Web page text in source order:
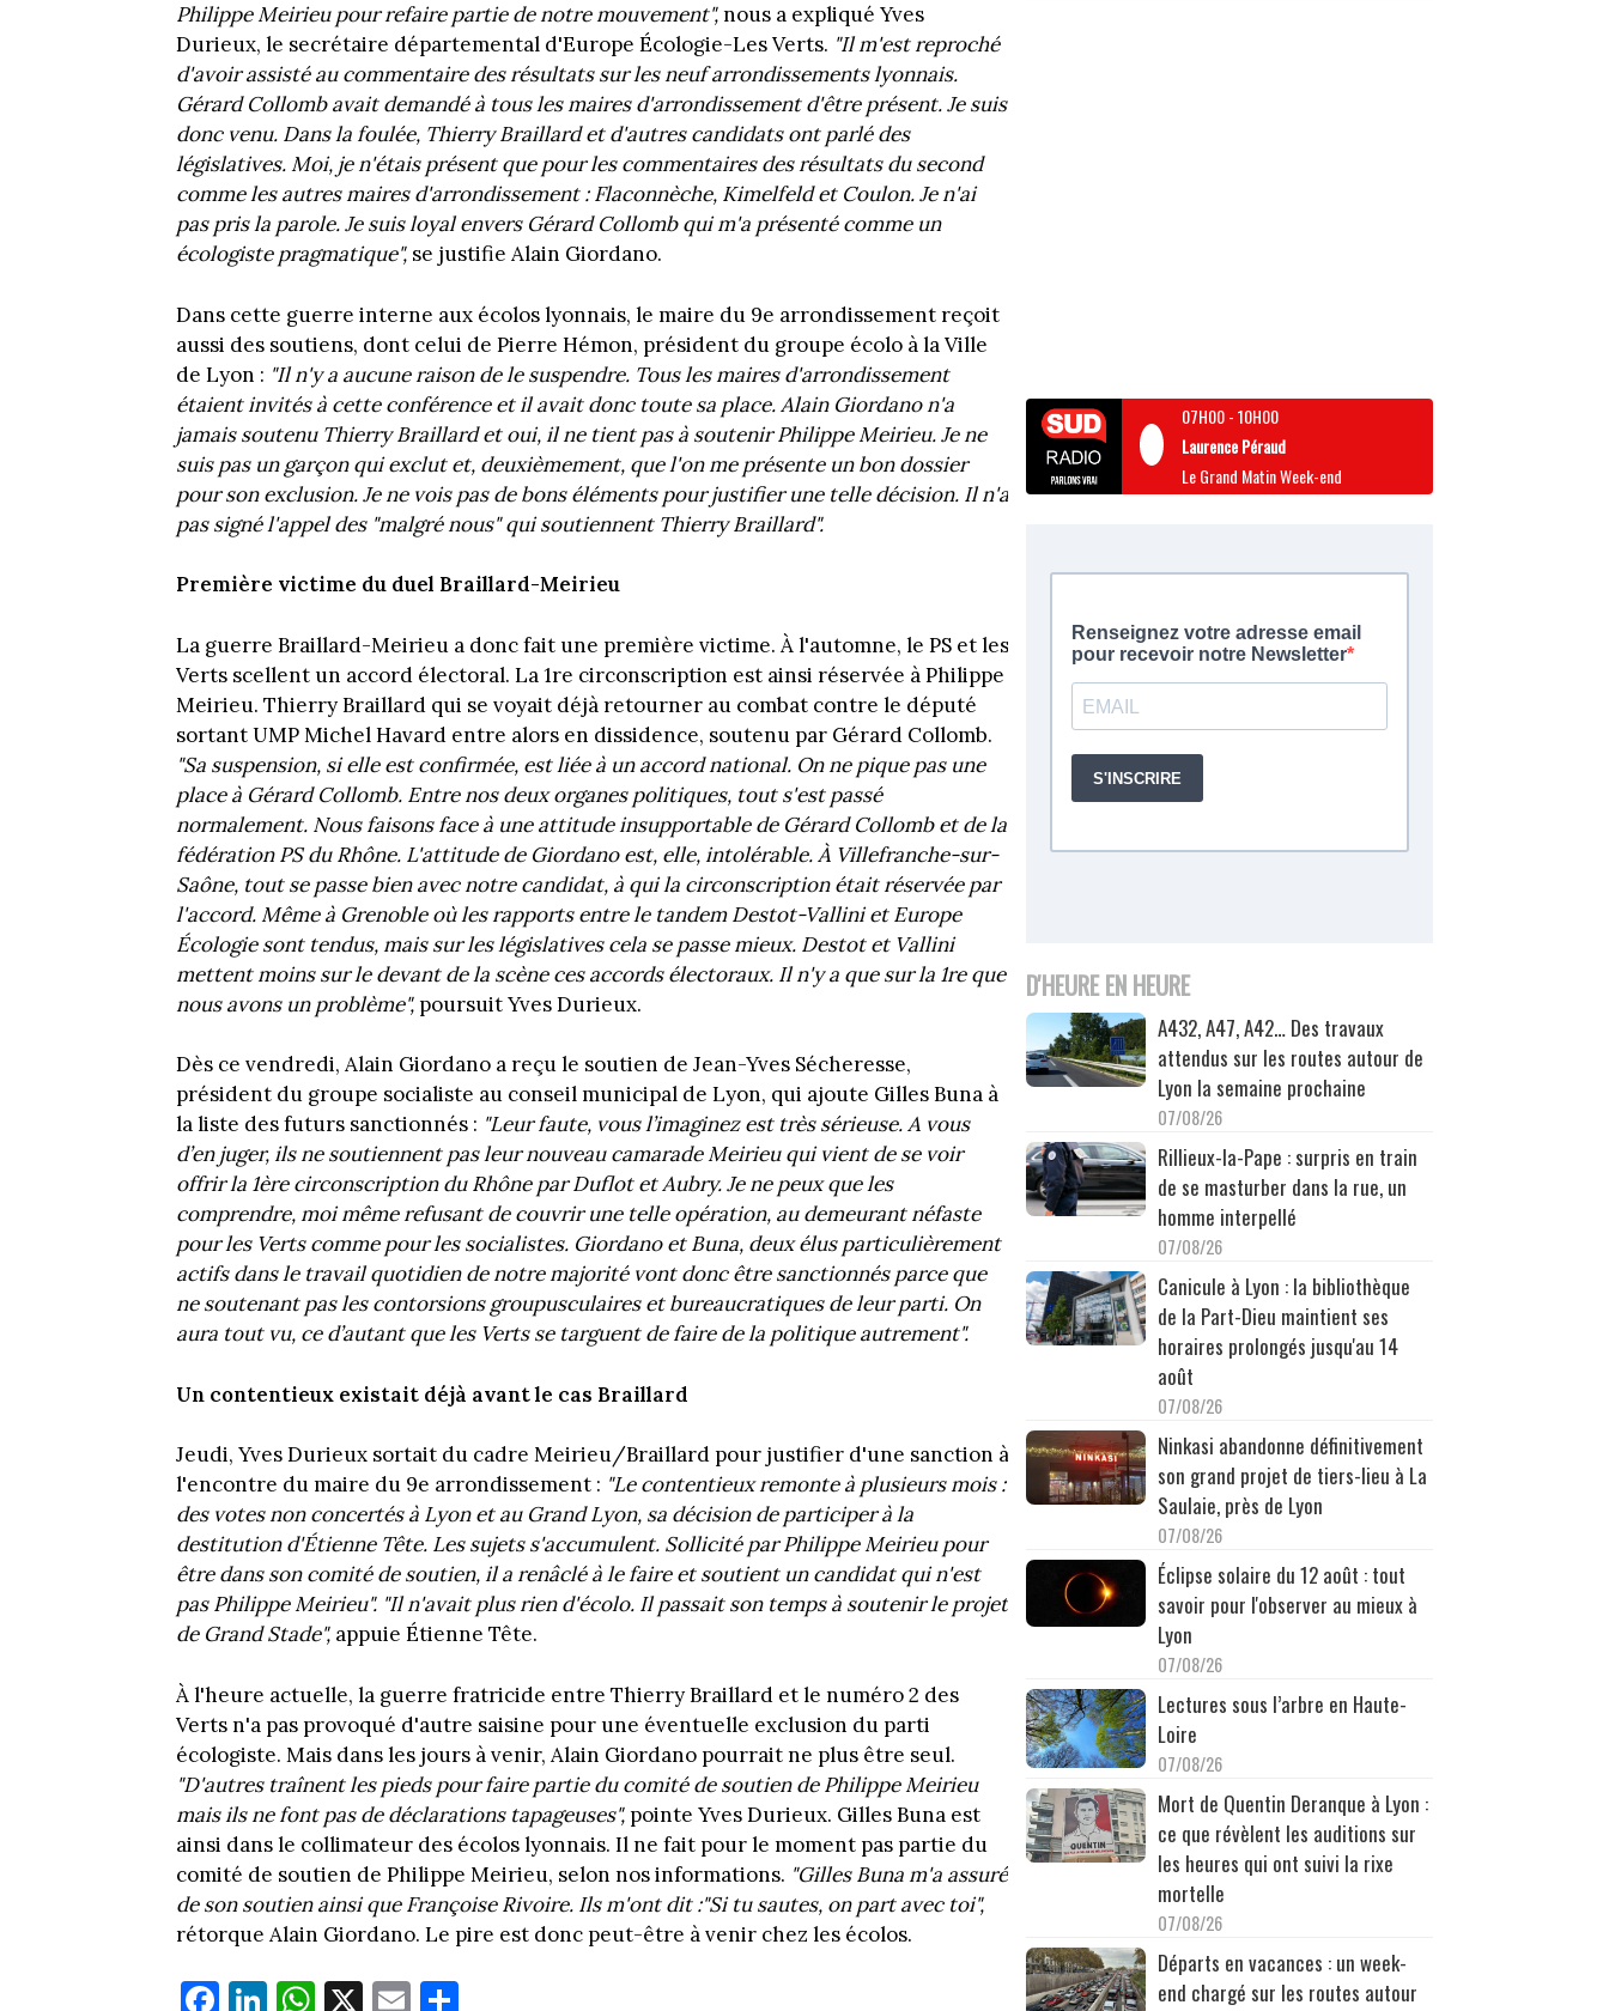
Philippe Meirieu pour refaire partie de notre mouvement",nous a expliqué Yves
Durieux, le secrétaire départemental d'Europe Écologie-Les Verts. "Il m'est reproché
d'avoir assisté au commentaire des résultats sur les neuf arrondissements lyonnais.
Gérard Collomb avait demandé à tous les maires d'arrondissement d'être présent. Je suis
donc venu. Dans la foulée, Thierry Braillard et d'autres candidats ont parlé des
législatives. Moi, je n'étais présent que pour les commentaires des résultats du second
comme les autres maires d'arrondissement : Flaconnèche, Kimelfeld et Coulon. Je n'ai
pas pris la parole. Je suis loyal envers Gérard Collomb qui m'a présenté comme un
écologiste pragmatique", se justifie Alain Giordano.
Dans cette guerre interne aux écolos lyonnais, le maire du 9e arrondissement reçoit
aussi des soutiens, dont celui de Pierre Hémon, président du groupe écolo à la Ville
de Lyon : "Il n'y a aucune raison de le suspendre. Tous les maires d'arrondissement
étaient invités à cette conférence et il avait donc toute sa place. Alain Giordano n'a
jamais soutenu Thierry Braillard et oui, il ne tient pas à soutenir Philippe Meirieu. Je ne
suis pas un garçon qui exclut et, deuxièmement, que l'on me présente un bon dossier
pour son exclusion. Je ne vois pas de bons éléments pour justifier une telle décision. Il n'a
pas signé l'appel des "malgré nous" qui soutiennent Thierry Braillard".
Première victime du duel Braillard-Meirieu
La guerre Braillard-Meirieu a donc fait une première victime. À l'automne, le PS et les
Verts scellent un accord électoral. La 1re circonscription est ainsi réservée à Philippe
Meirieu. Thierry Braillard qui se voyait déjà retourner au combat contre le député
sortant UMP Michel Havard entre alors en dissidence, soutenu par Gérard Collomb.
"Sa suspension, si elle est confirmée, est liée à un accord national. On ne pique pas une
place à Gérard Collomb. Entre nos deux organes politiques, tout s'est passé
normalement. Nous faisons face à une attitude insupportable de Gérard Collomb et de la
fédération PS du Rhône. L'attitude de Giordano est, elle, intolérable. À Villefranche-sur-
Saône, tout se passe bien avec notre candidat, à qui la circonscription était réservée par
l'accord. Même à Grenoble où les rapports entre le tandem Destot-Vallini et Europe
Écologie sont tendus, mais sur les législatives cela se passe mieux. Destot et Vallini
mettent moins sur le devant de la scène ces accords électoraux. Il n'y a que sur la 1re que
nous avons un problème", poursuit Yves Durieux.
Dès ce vendredi, Alain Giordano a reçu le soutien de Jean-Yves Sécheresse,
président du groupe socialiste au conseil municipal de Lyon, qui ajoute Gilles Buna à
la liste des futurs sanctionnés : "Leur faute, vous l’imaginez est très sérieuse. A vous
d’en juger, ils ne soutiennent pas leur nouveau camarade Meirieu qui vient de se voir
offrir la 1ère circonscription du Rhône par Duflot et Aubry. Je ne peux que les
comprendre, moi même refusant de couvrir une telle opération, au demeurant néfaste
pour les Verts comme pour les socialistes. Giordano et Buna, deux élus particulièrement
actifs dans le travail quotidien de notre majorité vont donc être sanctionnés parce que
ne soutenant pas les contorsions groupusculaires et bureaucratiques de leur parti. On
aura tout vu, ce d’autant que les Verts se targuent de faire de la politique autrement".
Un contentieux existait déjà avant le cas Braillard
Jeudi, Yves Durieux sortait du cadre Meirieu/Braillard pour justifier d'une sanction à
l'encontre du maire du 9e arrondissement : "Le contentieux remonte à plusieurs mois :
des votes non concertés à Lyon et au Grand Lyon, sa décision de participer à la
destitution d'Étienne Tête. Les sujets s'accumulent. Sollicité par Philippe Meirieu pour
être dans son comité de soutien, il a renâclé à le faire et soutient un candidat qui n'est
pas Philippe Meirieu". "Il n'avait plus rien d'écolo. Il passait son temps à soutenir le projet
de Grand Stade", appuie Étienne Tête.
À l'heure actuelle, la guerre fratricide entre Thierry Braillard et le numéro 2 des
Verts n'a pas provoqué d'autre saisine pour une éventuelle exclusion du parti
écologiste. Mais dans les jours à venir, Alain Giordano pourrait ne plus être seul.
"D'autres traînent les pieds pour faire partie du comité de soutien de Philippe Meirieu
mais ils ne font pas de déclarations tapageuses", pointe Yves Durieux. Gilles Buna est
ainsi dans le collimateur des écolos lyonnais. Il ne fait pour le moment pas partie du
comité de soutien de Philippe Meirieu, selon nos informations. "Gilles Buna m'a assuré
de son soutien ainsi que Françoise Rivoire. Ils m'ont dit :"Si tu sautes, on part avec toi",
rétorque Alain Giordano. Le pire est donc peut-être à venir chez les écolos.
Fa Li W X E
07H00-10H00
Laurence Péraud
Le Grand Matin Week-end
D'HEURE EN HEURE
A432, A47, A42… Des travaux
attendus sur les routes autour de
Lyon la semaine prochaine
07/08/26
Rillieux-la-Pape : surpris en train
de se masturber dans la rue, un
homme interpellé
07/08/26
Canicule à Lyon : la bibliothèque
de la Part-Dieu maintient ses
horaires prolongés jusqu'au 14
août
07/08/26
Ninkasi abandonne définitivement
son grand projet de tiers-lieu à La
Saulaie, près de Lyon
07/08/26
Éclipse solaire du 12 août : tout
savoir pour l'observer au mieux à
Lyon
07/08/26
Lectures sous l’arbre en Haute-
Loire
07/08/26
Mort de Quentin Deranque à Lyon :
ce que révèlent les auditions sur
les heures qui ont suivi la rixe
mortelle
07/08/26
Départs en vacances : un week-
end chargé sur les routes autour